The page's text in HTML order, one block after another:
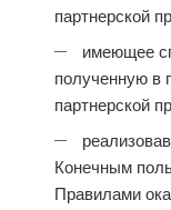
партнерской
имеющее
полученную в
партнерской
Конечным
Правилами